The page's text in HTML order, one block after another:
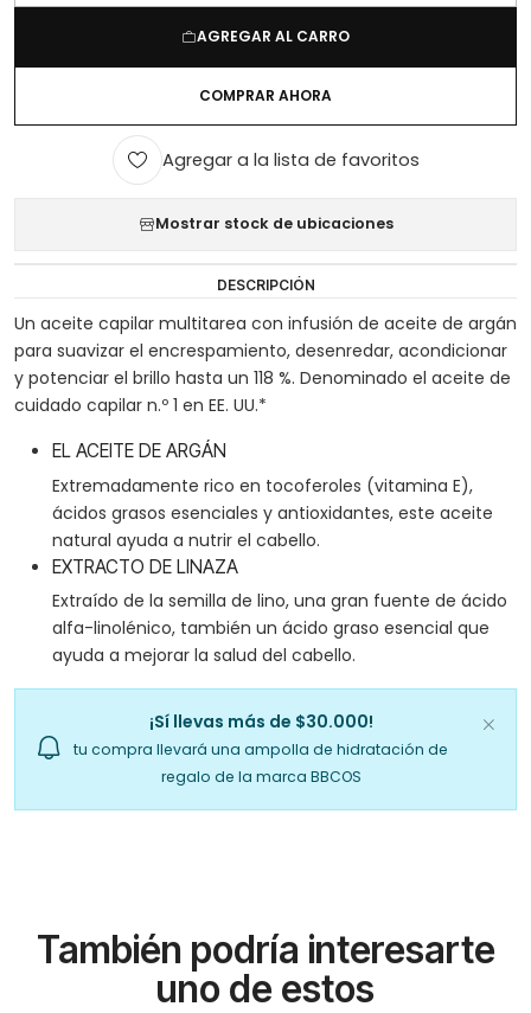
AGREGAR AL CARRO
COMPRAR AHORA
Agregar a la lista de favoritos
Mostrar stock de ubicaciones
DESCRIPCIÓN
Un aceite capilar multitarea con infusión de aceite de argán
para suavizar el encrespamiento, desenredar, acondicionar
y potenciar el brillo hasta un 118 %. Denominado el aceite de
cuidado capilar n.º 1 en EE. UU.*
EL ACEITE DE ARGÁN
Extremadamente rico en tocoferoles (vitamina E),
ácidos grasos esenciales y antioxidantes, este aceite
natural ayuda a nutrir el cabello.
EXTRACTO DE LINAZA
Extraído de la semilla de lino, una gran fuente de ácido
alfa-linolénico, también un ácido graso esencial que
ayuda a mejorar la salud del cabello.
¡Sí llevas más de $30.000!
tu compra llevará una ampolla de hidratación de
regalo de la marca BBCOS
También podría interesarte
uno de estos